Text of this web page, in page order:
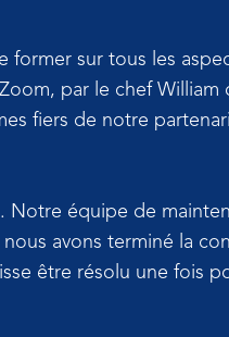
sur tous les
par le chef William
fiers de notre
Notre équipe de
avons terminé la
être résolu une fois